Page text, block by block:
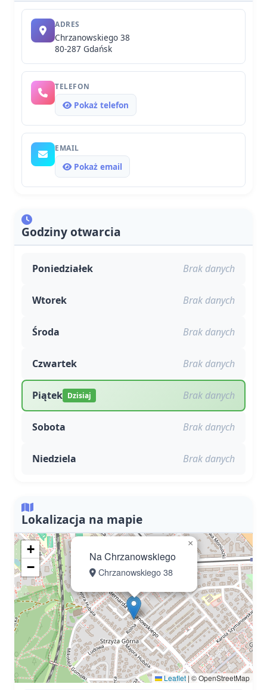
ADRES
Chrzanowskiego 38
80-287 Gdańsk
TELEFON
Pokaż telefon
EMAIL
Pokaż email
Godziny otwarcia
Poniedziałek Brak danych
Wtorek Brak danych
Środa Brak danych
Czwartek Brak danych
Piątek Dzisiaj Brak danych
Sobota Brak danych
Niedziela Brak danych
Lokalizacja na mapie
Na Chrzanowskiego
Chrzanowskiego 38
×
+
−
Leaflet | © OpenStreetMap